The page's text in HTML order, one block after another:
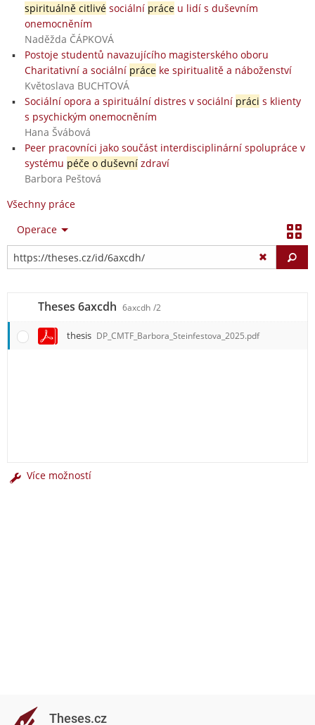
spirituálně citlivésociální práceu lidí s duševním
onemocněním
Naděžda ČÁPKOVÁ
Postoje studentů navazujícího magisterského oboru
Charitativní a sociální práceke spiritualitě a náboženství
Květoslava BUCHTOVÁ
Sociální opora a spirituální distres v sociální práci s klienty
s psychickým onemocněním
Hana Švábová
Peer pracovníci jako součást interdisciplinární spolupráce v
systému péče o duševnízdraví
Barbora Peštová
Všechny práce
Operace
Theses 6axcdh 6axcdh /2
thesis DP_CMTF_Barbora_Steinfestova_2025.pdf
Více možností
Theses.cz